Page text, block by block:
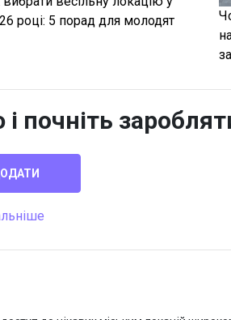
році: 5 порад для молодят
почніть